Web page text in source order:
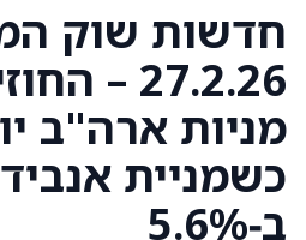
חדשות שוק
27.2.26 –
מניות ארה"ב
כשמניית
ב‑5.6%